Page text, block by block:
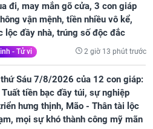
đi, may mắn gõ cửa, 3 con giáp
vận mệnh, tiền nhiều vô kể,
lộc đầy nhà, trúng số độc đắc
- Tử vi 2 giờ 13 phút trước
Sáu 7/8/2026 của 12 con giáp:
Tuất tiền bạc đầy túi, sự nghiệp
hưng thịnh, Mão - Thân tài lộc
mọi sự khó thành công mỹ mãn